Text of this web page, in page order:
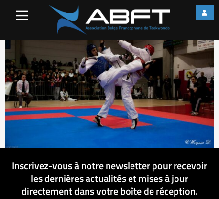
Inscrivez-vous à notre newsletter pour recevoir
les dernières actualités et mises à jour
directement dans votre boîte de réception.